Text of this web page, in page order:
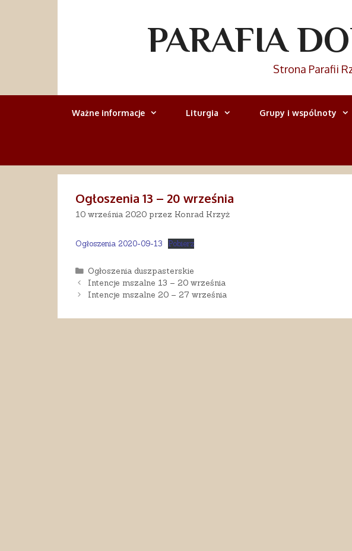
PARAFIA
Strona Parafii
Ważne informacje Liturgia Grupy i wspólnoty
Ogłoszenia 13 – 20 września
10 września 2020 przez Konrad Krzyż
Ogłoszenia 2020-09-13 Pobierz
Kategorie
Ogłoszenia duszpasterskie
Intencje mszalne 13 – 20 września
Intencje mszalne 20 – 27 września